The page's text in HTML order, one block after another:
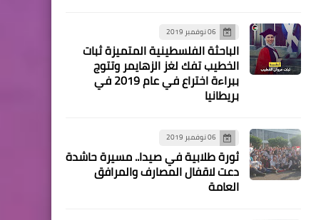
أخبار المخيمات
ويدعو لتعزيز دورها
06 نوفمبر 2019
الباحثة الفلسطينية المتميزة ثبات
الخطيب تفك لغز الزهايمر وتتوج
ببراءة اختراع في عام 2019 في
بريطانيا
06 نوفمبر 2019
ثورة طلابية في صيدا.. مسيرة حاشدة
دعت لاقفال المصارف والمرافق
العامة